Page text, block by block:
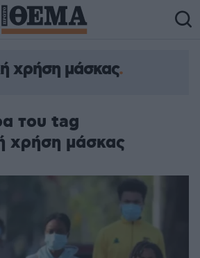
χρήση μάσκας
του tag
χρήση μάσκας